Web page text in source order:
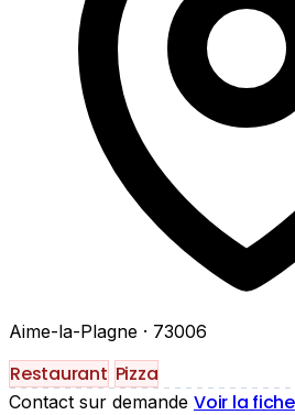
Aime-la-Plagne · 73006
Restaurant Pizza
Contact sur demande Voir la fiche